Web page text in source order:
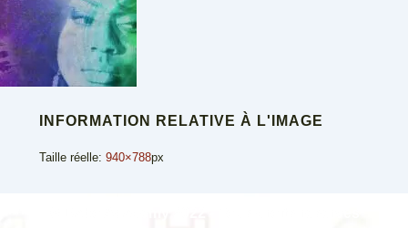
INFORMATION RELATIVE À L'IMAGE
Taille réelle: 940×788px